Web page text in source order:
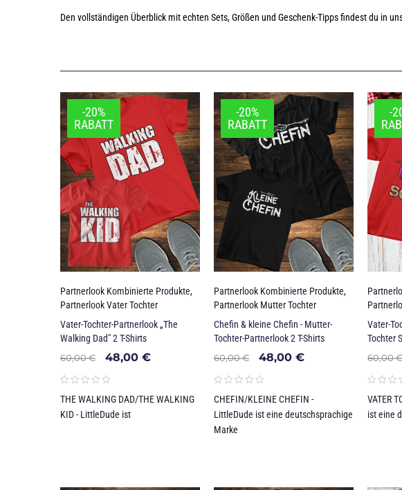
Den vollständigen Überblick mit echten Sets, Größen und Geschenk-Tipps findest du in
-20%
RABATT
Partnerlook Kombinierte Produkte,
Partnerlook Vater Tochter
Vater-Tochter-Partnerlook „The
Walking Dad" 2 T-Shirts
60,00€ 48,00 €
THE WALKING DAD/THE WALKING
KID - LittleDude ist
-20%
RABATT
Partnerlook Kombinierte Produkte,
Partnerlook Mutter Tochter
Chefin & kleine Chefin - Mutter-
Tochter-Partnerlook 2 T-Shirts
60,00€ 48,00 €
CHEFIN/KLEINE CHEFIN -
LittleDude ist eine deutschsprachige
Marke
-
Vater-
Tochter
60,00€
VATER
ist eine